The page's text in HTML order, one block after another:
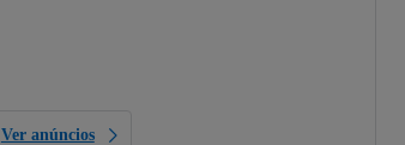
Ver anúncios